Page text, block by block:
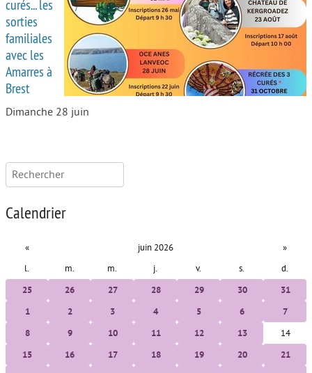
curés... les
sorties
familiales
avec les
Amarres à
Brest
Dimanche 28 juin
Rechercher :
Calendrier
« juin 2026 »
l. m. m. j. v. s. d.
25 26 27 28 29 30 31
1 2 3 4 5 6 7
8 9 10 11 12 13 14
15 16 17 18 19 20 21